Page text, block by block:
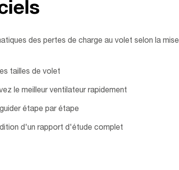
des pertes de charge au volet selon la mise
tailles de volet
le meilleur ventilateur rapidement
étape par étape
d'un rapport d'étude complet